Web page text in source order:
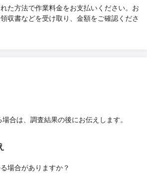
た方法で作業料金をお支払いください。お
収書などを受け取り、金額をご確認くださ
合は、調査結果の後にお伝えします。
場合がありますか？